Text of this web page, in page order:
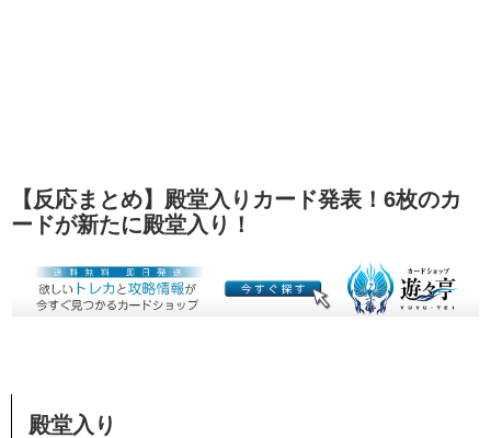
【反応まとめ】殿堂入りカード発表！6枚のカ
ードが新たに殿堂入り！
殿堂入り